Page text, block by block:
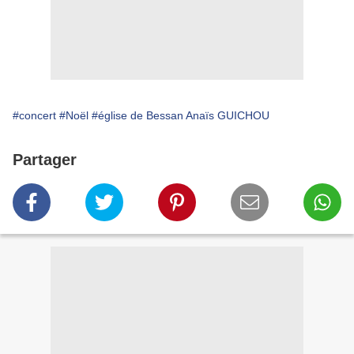
#concert #Noël #église de Bessan Anaïs GUICHOU
Partager